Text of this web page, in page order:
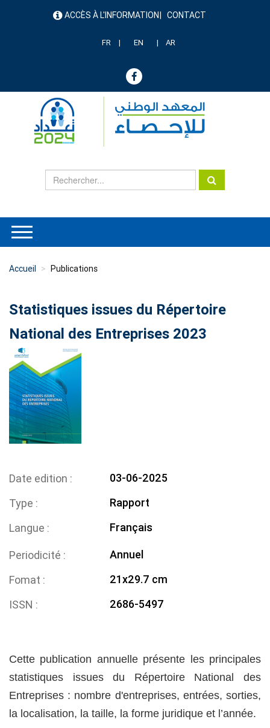
menu ACCÈS À L'INFORMATION CONTACT
FR EN AR
Accueil Publications
Statistiques issues du Répertoire
National des Entreprises 2023
Date edition
03-06-2025
Type
Rapport
Langue
Français
Periodicité
Annuel
Fomat
21x29.7 cm
ISSN
2686-5497
Cette publication annuelle présente les principales
statistiques issues du Répertoire National des
Entreprises : nombre d'entreprises, entrées, sorties,
la localisation, la taille, la forme juridique et l’année.